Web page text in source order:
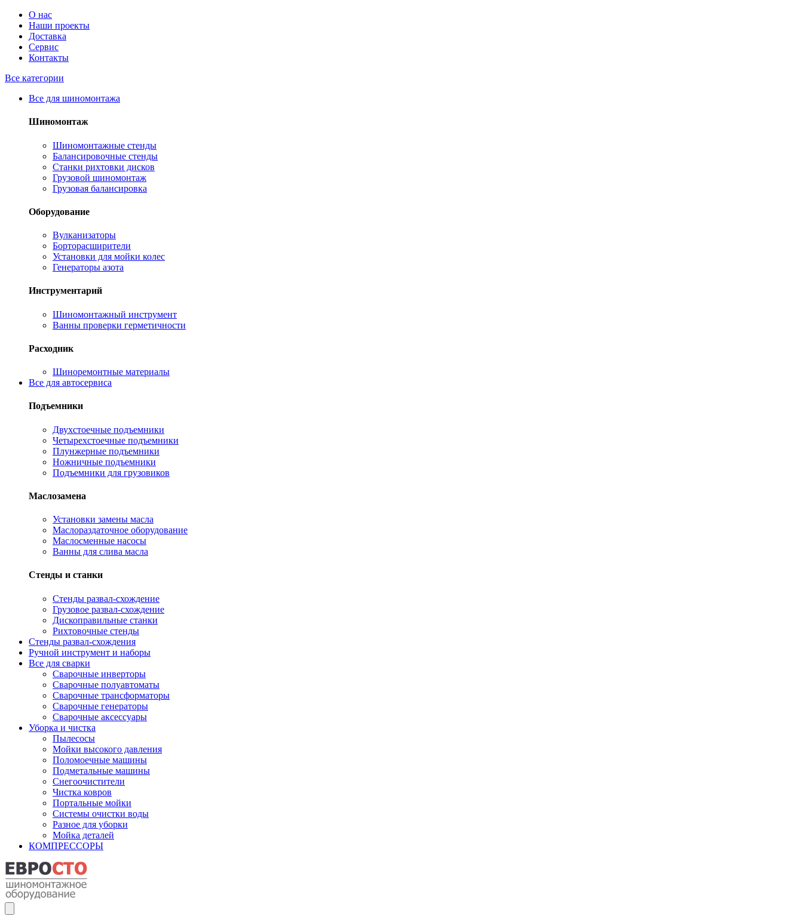
О нас
Наши проекты
Доставка
Сервис
Контакты
Все категории
Все для шиномонтажа
Шиномонтаж
Шиномонтажные стенды
Балансировочные стенды
Станки рихтовки дисков
Грузовой шиномонтаж
Грузовая балансировка
Оборудование
Вулканизаторы
Борторасширители
Установки для мойки колес
Генераторы азота
Инструментарий
Шиномонтажный инструмент
Ванны проверки герметичности
Расходник
Шиноремонтные материалы
Все для автосервиса
Подъемники
Двухстоечные подъемники
Четырехстоечные подъемники
Плунжерные подъемники
Ножничные подъемники
Подъемники для грузовиков
Маслозамена
Установки замены масла
Маслораздаточное оборудование
Маслосменные насосы
Ванны для слива масла
Стенды и станки
Стенды развал-схождение
Грузовое развал-схождение
Дископравильные станки
Рихтовочные стенды
Стенды развал-схождения
Ручной инструмент и наборы
Все для сварки
Сварочные инверторы
Сварочные полуавтоматы
Сварочные трансформаторы
Сварочные генераторы
Сварочные аксессуары
Уборка и чистка
Пылесосы
Мойки высокого давления
Поломоечные машины
Подметальные машины
Снегоочистители
Чистка ковров
Портальные мойки
Системы очистки воды
Разное для уборки
Мойка деталей
КОМПРЕССОРЫ